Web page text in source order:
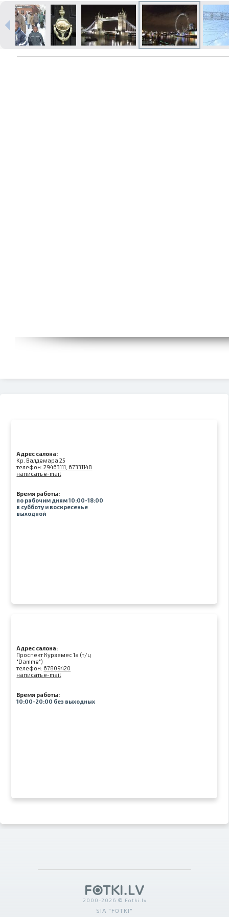
Печать в течение 1 часа в Риге –
закажите онлайн
Различные форматы и виды
Адрес салона:
Kр. Валдемара 25
телефон:29463111, 67331148
написать e-mail
Время работы:
по рабочим дням 10:00-18:00
в субботу и воскресенье
выходной
Адрес салона:
Проспект Курземес 1а (т/ц
"Damme")
телефон: 67809420
написать e-mail
Время работы:
10:00-20:00 без выходных
2000-2026 © Fotki.lv
SIA "FOTKI"